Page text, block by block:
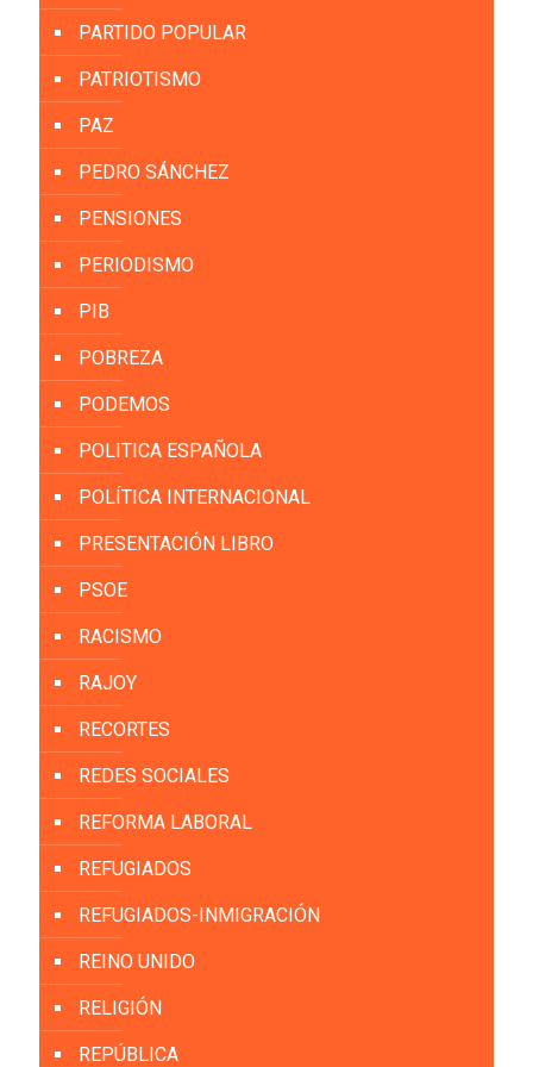
PARTIDO POPULAR
PATRIOTISMO
PAZ
PEDRO SÁNCHEZ
PENSIONES
PERIODISMO
PIB
POBREZA
PODEMOS
POLITICA ESPAÑOLA
POLÍTICA INTERNACIONAL
PRESENTACIÓN LIBRO
PSOE
RACISMO
RAJOY
RECORTES
REDES SOCIALES
REFORMA LABORAL
REFUGIADOS
REFUGIADOS-INMIGRACIÓN
REINO UNIDO
RELIGIÓN
REPÚBLICA